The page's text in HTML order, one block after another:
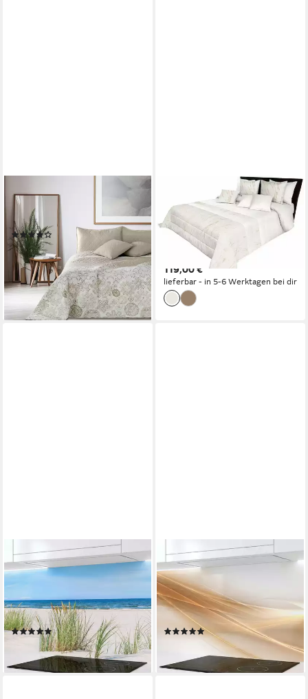
Tagesdecke Bettüberwurf mit
Steppung Blumenmuster
ab 29,79 € 34,95 €
-15%
lieferbar - in 4-5 Werktagen bei dir
Tagesdecke Carrara,
Luxuriöses 3 tlg. Set mit 2
Kissenbezügen, gesteppt,
hochwertig
119,00 €
lieferbar - in 5-6 Werktagen bei dir
RODNIK
Küchenrückwand Nordsee,
monolithische ABS-Platte mit
Direktdruck, formstabil und
langlebig
(3)
ab 79,00 €
lieferbar - in 5-6 Werktagen bei dir
RODNIK
Küchenrückwand Amelia
Abstrakt, monolithische ABS-
Platte mit Direktdruck,
formstabil und langlebig
(23)
ab 79,00 €
lieferbar - in 5-6 Werktagen bei dir